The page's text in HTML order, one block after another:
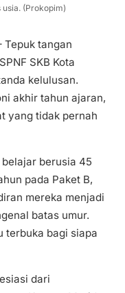
(Prokopim)
Tepuk tangan
SKB Kota
kelulusan.
akhir tahun ajaran,
yang tidak pernah
berusia 45
pada Paket B,
mereka menjadi
batas umur.
terbuka bagi siapa
dari